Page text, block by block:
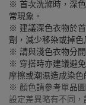
※ 首次洗滌時，深
常現象。
※ 建議深色衣物於
劑，減少移染或掉色
※ 請與淺色衣物分
※ 穿搭時亦建議避
摩擦或潮濕造成染色
※ 顏色請參考單品
設定差異略有不同，